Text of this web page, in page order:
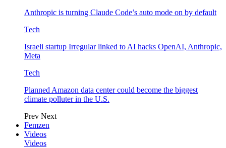
Anthropic is turning Claude Code’s auto mode on by default
Tech
Israeli startup Irregular linked to AI hacks OpenAI, Anthropic,
Meta
Tech
Planned Amazon data center could become the biggest
climate polluter in the U.S.
Prev Next
Femzen
Videos
Videos